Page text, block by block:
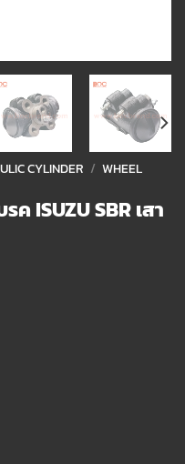
CYLINDER / WHEEL
ค ISUZU SBR เสา